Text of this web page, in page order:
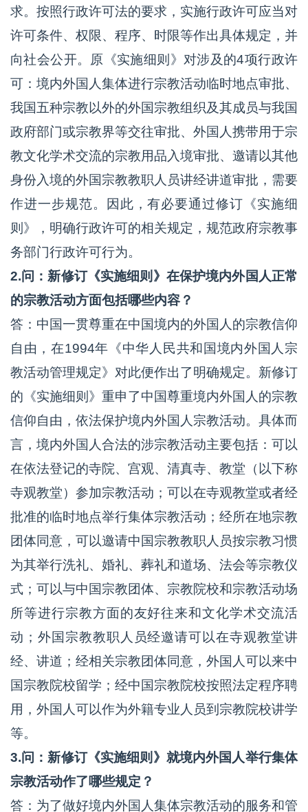
求。按照行政许可法的要求，实施行政许可应当对
许可条件、权限、程序、时限等作出具体规定，并
向社会公开。原《实施细则》对涉及的4项行政许
可：境内外国人集体进行宗教活动临时地点审批、
我国五种宗教以外的外国宗教组织及其成员与我国
政府部门或宗教界等交往审批、外国人携带用于宗
教文化学术交流的宗教用品入境审批、邀请以其他
身份入境的外国宗教教职人员讲经讲道审批，需要
作进一步规范。因此，有必要通过修订《实施细
则》，明确行政许可的相关规定，规范政府宗教事
务部门行政许可行为。
2.问：新修订《实施细则》在保护境内外国人正常
的宗教活动方面包括哪些内容？
答：中国一贯尊重在中国境内的外国人的宗教信仰
自由，在1994年《中华人民共和国境内外国人宗
教活动管理规定》对此便作出了明确规定。新修订
的《实施细则》重申了中国尊重境内外国人的宗教
信仰自由，依法保护境内外国人宗教活动。具体而
言，境内外国人合法的涉宗教活动主要包括：可以
在依法登记的寺院、宫观、清真寺、教堂（以下称
寺观教堂）参加宗教活动；可以在寺观教堂或者经
批准的临时地点举行集体宗教活动；经所在地宗教
团体同意，可以邀请中国宗教教职人员按宗教习惯
为其举行洗礼、婚礼、葬礼和道场、法会等宗教仪
式；可以与中国宗教团体、宗教院校和宗教活动场
所等进行宗教方面的友好往来和文化学术交流活
动；外国宗教教职人员经邀请可以在寺观教堂讲
经、讲道；经相关宗教团体同意，外国人可以来中
国宗教院校留学；经中国宗教院校按照法定程序聘
用，外国人可以作为外籍专业人员到宗教院校讲学
等。
3.问：新修订《实施细则》就境内外国人举行集体
宗教活动作了哪些规定？
答：为了做好境内外国人集体宗教活动的服务和管